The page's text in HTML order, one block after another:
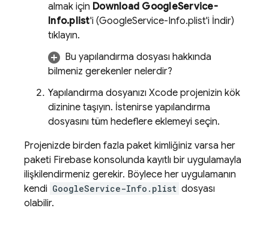
almak için Download GoogleService-
Info.plist'i (GoogleService-Info.plist'i İndir)
tıklayın.
Bu yapılandırma dosyası hakkında
bilmeniz gerekenler nelerdir?
Yapılandırma dosyanızı Xcode projenizin kök
dizinine taşıyın. İstenirse yapılandırma
dosyasını tüm hedeflere eklemeyi seçin.
Projenizde birden fazla paket kimliğiniz varsa her
paketi Firebase konsolunda kayıtlı bir uygulamayla
ilişkilendirmeniz gerekir. Böylece her uygulamanın
kendi GoogleService-Info.plist dosyası
olabilir.